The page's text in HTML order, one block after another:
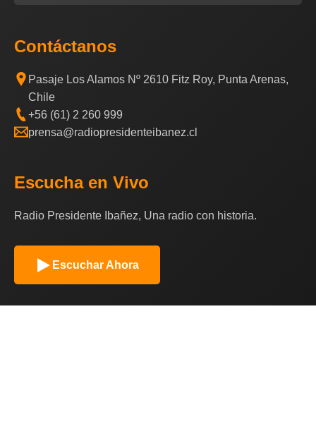
Contáctanos
Pasaje Los Alamos Nº 2610 Fitz Roy, Punta Arenas,
Chile
+56 (61) 2 260 999
prensa@radiopresidenteibanez.cl
Escucha en Vivo
Radio Presidente Ibañez, Una radio con historia.
Escuchar Ahora